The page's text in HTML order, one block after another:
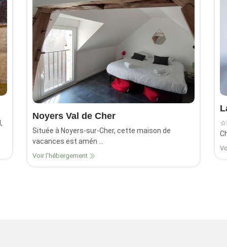
Noyers Val de Cher
Située à Noyers-sur-Cher, cette maison de
vacances est amén ...
Voir l'hébergement